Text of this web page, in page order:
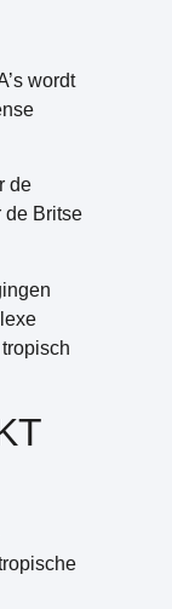
wordt
de
de Britse